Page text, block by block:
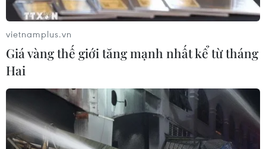
Thanh cung cấp nước sạch đóng bình miễn phí
nhằm hỗ trợ các lái xe ở cửa khẩu./.
(Vietnam+)
vietnamplus.vn
Giá vàng thế giới tăng mạnh nhất kể từ tháng
Hai